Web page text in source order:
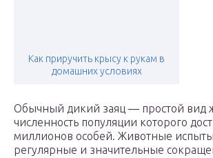
Как приручить крысу к рукам в
домашних условиях
Обычный дикий заяц — простой вид
численность популяции которого
миллионов особей. Животные
регулярные и значительные